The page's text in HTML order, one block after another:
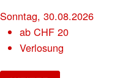
Sonntag, 30.08.2026
abCHF 20
Verlosung